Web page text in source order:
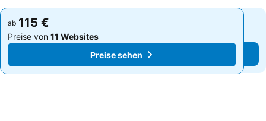
ab 115 €
Preise von 11 Websites
Preise sehen
ab 115 €
Preise von 11 Websites
Preise sehen